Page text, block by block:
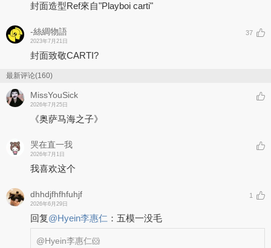
封面造型Ref來自"Playboi carti"
-絲綢物語
2023年7月21日
37
封面致敬CARTI?
最新评论(160)
MissYouSick
2026年7月25日
《奥萨马海之子》
哭在直一我
2026年7月1日
我喜欢这个
dhhdjfhfhfuhjf
2026年6月29日
1
回复@Hyein李惠仁 ： 五模一没毛
@Hyein李惠仁🐹